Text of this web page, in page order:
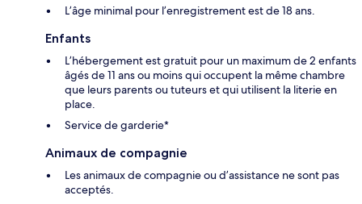
L’âge minimal pour l’enregistrement est de 18 ans.
Enfants
L’hébergement est gratuit pour un maximum de 2 enfants
âgés de 11 ans ou moins qui occupent la même chambre
que leurs parents ou tuteurs et qui utilisent la literie en
place.
Service de garderie*
Animaux de compagnie
Les animaux de compagnie ou d’assistance ne sont pas
acceptés.